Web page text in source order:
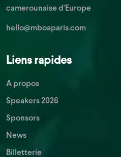
camerounaise d'Europe
hello@mboaparis.com
Liens rapides
A propos
Speakers 2026
Sponsors
News
Billetterie